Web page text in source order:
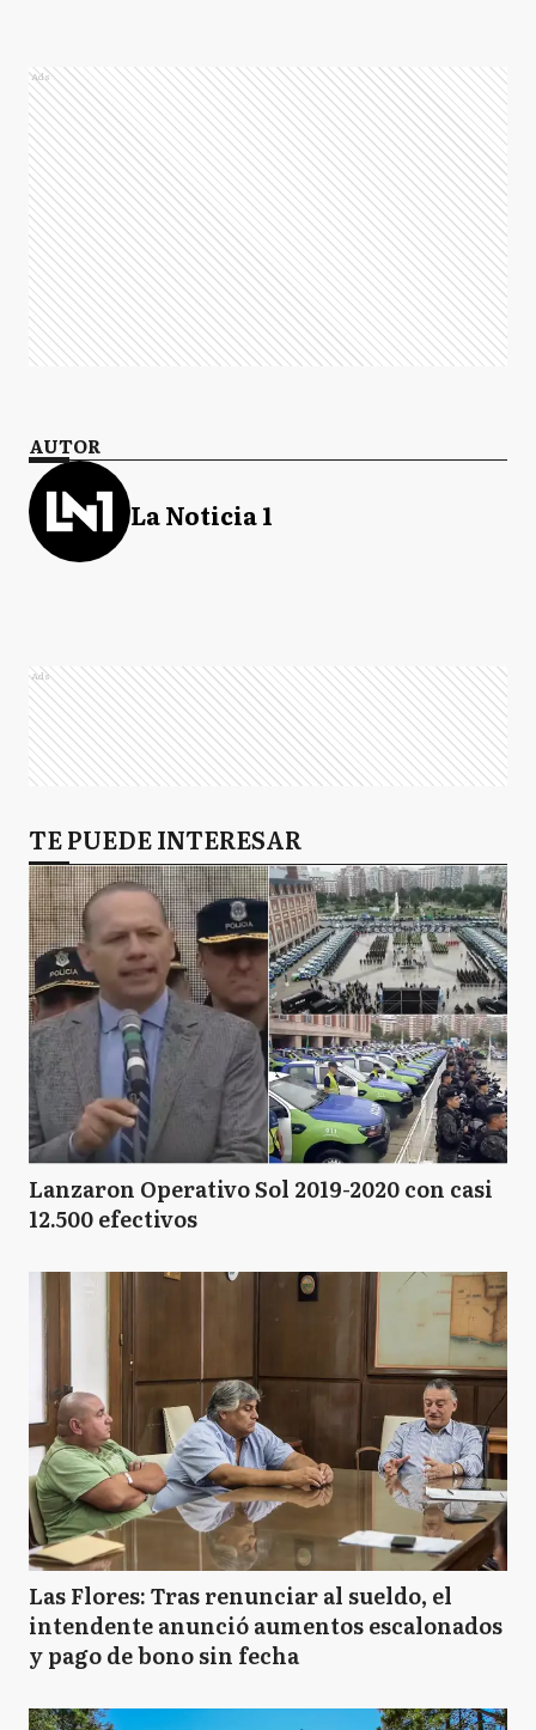
Ads
AUTOR
La Noticia 1
Ads
TE PUEDE INTERESAR
Lanzaron Operativo Sol 2019-2020 con casi
12.500 efectivos
Las Flores: Tras renunciar al sueldo, el
intendente anunció aumentos escalonados
y pago de bono sin fecha